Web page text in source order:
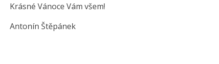
Krásné Vánoce Vám všem!
Antonín Štěpánek